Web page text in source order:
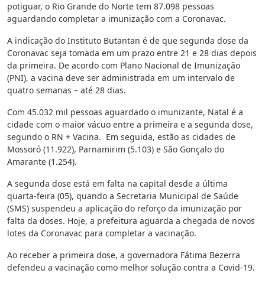
potiguar, o Rio Grande do Norte tem 87.098 pessoas
aguardando completar a imunização com a Coronavac.
A indicação do Instituto Butantan é de que segunda dose da
Coronavac seja tomada em um prazo entre 21 e 28 dias depois
da primeira. De acordo com Plano Nacional de Imunização
(PNI), a vacina deve ser administrada em um intervalo de
quatro semanas – até 28 dias.
Com 45.032 mil pessoas aguardado o imunizante, Natal é a
cidade com o maior vácuo entre a primeira e a segunda dose,
segundo o RN + Vacina. Em seguida, estão as cidades de
Mossoró (11.922), Parnamirim (5.103) e São Gonçalo do
Amarante (1.254).
A segunda dose está em falta na capital desde a última
quarta-feira (05), quando a Secretaria Municipal de Saúde
(SMS) suspendeu a aplicação do reforço da imunização por
falta da doses. Hoje, a prefeitura aguarda a chegada de novos
lotes da Coronavac para completar a vacinação.
Ao receber a primeira dose, a governadora Fátima Bezerra
defendeu a vacinação como melhor solução contra a Covid-19.